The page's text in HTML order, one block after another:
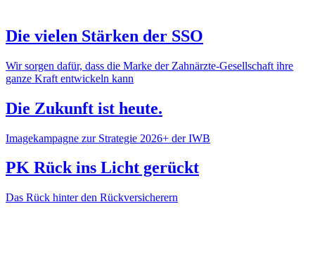
Die vielen Stärken der SSO
Wir sorgen dafür, dass die Marke der Zahnärzte-Gesellschaft ihre
ganze Kraft entwickeln kann
Die Zukunft ist heute.
Imagekampagne zur Strategie 2026+ der IWB
PK Rück ins Licht gerückt
Das Rück hinter den Rückversicherern